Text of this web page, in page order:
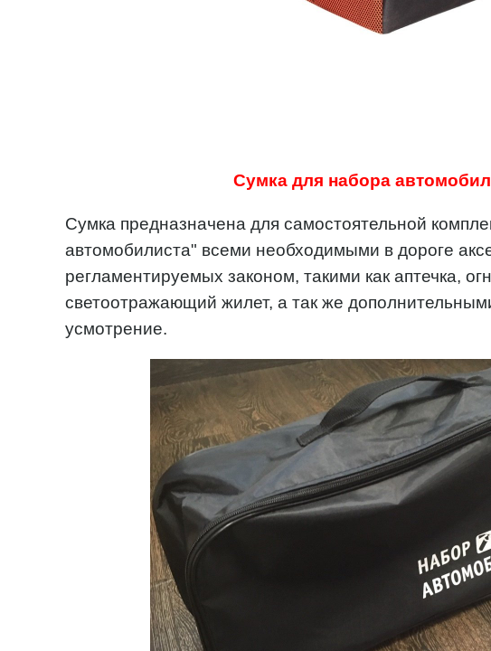
Сумка для набора
Сумка предназначена для самостоятельной
автомобилиста" всеми необходимыми в дороге
регламентируемых законом, такими как аптечка,
светоотражающий жилет, а так же
усмотрение.